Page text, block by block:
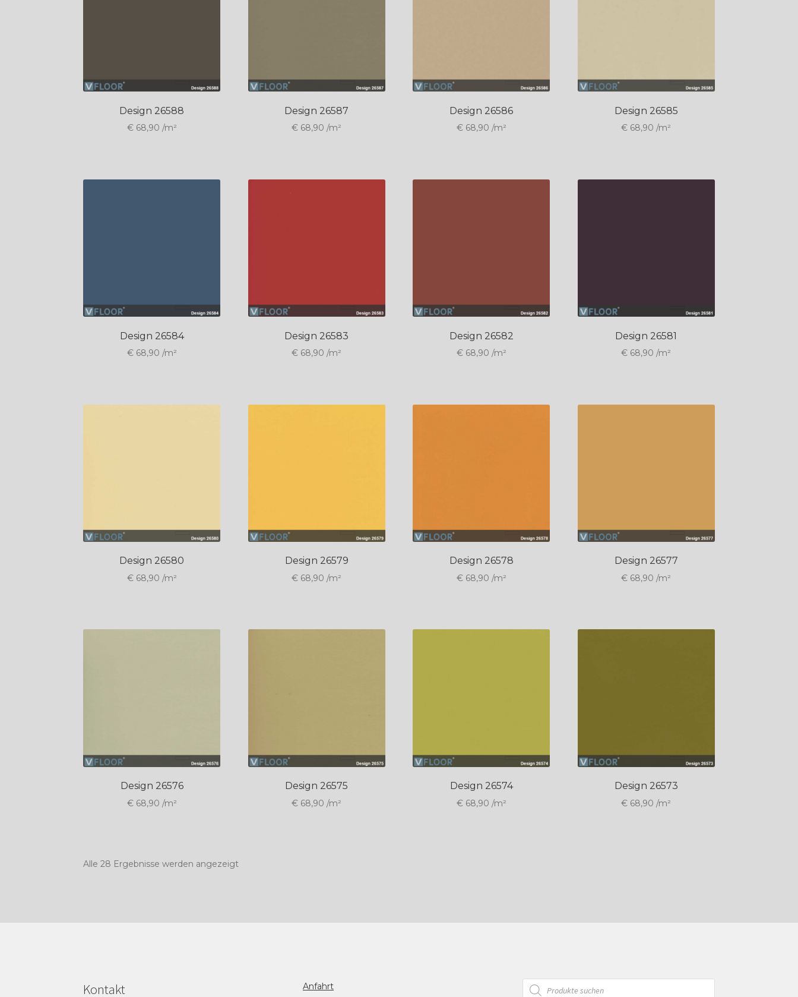
Design 26588
€68,90 /m²
Design 26587
€ 68,90 /m²
Design 26586
€68,90 /m²
Design 26585
€ 68,90 /m²
Design 26584
€68,90 /m²
Design 26583
€ 68,90 /m²
Design 26582
€68,90 /m²
Design 26581
€ 68,90 /m²
Design 26580
€68,90 /m²
Design 26579
€ 68,90 /m²
Design 26578
€68,90 /m²
Design 26577
€ 68,90 /m²
Design 26576
€68,90 /m²
Design 26575
€ 68,90 /m²
Design 26574
€68,90 /m²
Design 26573
€ 68,90 /m²
Alle 28 Ergebnisse werden angezeigt
Kontakt Anfahrt
Products
search